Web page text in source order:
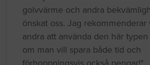
golvvärme och andra
önskat oss. Jag rekommenderar
andra att använda den här
om man vill spara både tid och